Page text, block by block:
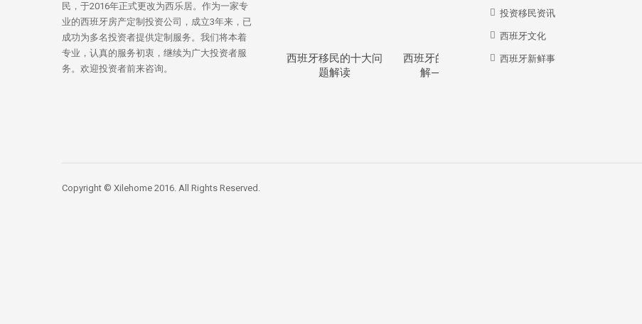
民，于2016年正式更改为西乐居。作为一家专
业的西班牙房产定制投资公司，成立3年来，已
成功为多名投资者提供定制服务。我们将本着
专业，认真的服务初衷，继续为广大投资者服
务。欢迎投资者前来咨询。
西班牙移民的十大问
题解读
西班牙的教育体系详
解—干货分享
西班牙华人牛在哪
投资移民资讯
西班牙文化
西班牙新鲜事
Copyright © Xilehome 2016. All Rights Reserved.